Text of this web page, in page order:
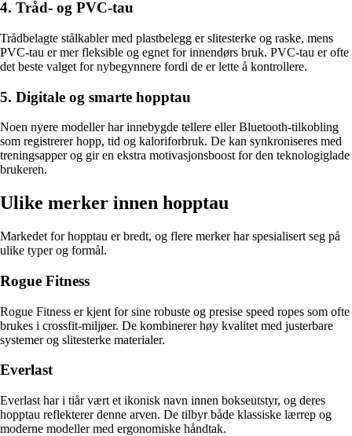
4. Tråd- og PVC-tau
Trådbelagte stålkabler med plastbelegg er slitesterke og raske, mens
PVC-tau er mer fleksible og egnet for innendørs bruk. PVC-tau er ofte
det beste valget for nybegynnere fordi de er lette å kontrollere.
5. Digitale og smarte hopptau
Noen nyere modeller har innebygde tellere eller Bluetooth-tilkobling
som registrerer hopp, tid og kaloriforbruk. De kan synkroniseres med
treningsapper og gir en ekstra motivasjonsboost for den teknologiglade
brukeren.
Ulike merker innen hopptau
Markedet for hopptau er bredt, og flere merker har spesialisert seg på
ulike typer og formål.
Rogue Fitness
Rogue Fitness er kjent for sine robuste og presise speed ropes som ofte
brukes i crossfit-miljøer. De kombinerer høy kvalitet med justerbare
systemer og slitesterke materialer.
Everlast
Everlast har i tiår vært et ikonisk navn innen bokseutstyr, og deres
hopptau reflekterer denne arven. De tilbyr både klassiske lærrep og
moderne modeller med ergonomiske håndtak.